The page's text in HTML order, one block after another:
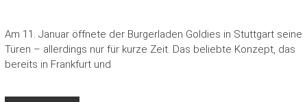
Am 11. Januar öffnete der Burgerladen Goldies in Stuttgart seine
Türen – allerdings nur für kurze Zeit. Das beliebte Konzept, das
bereits in Frankfurt und